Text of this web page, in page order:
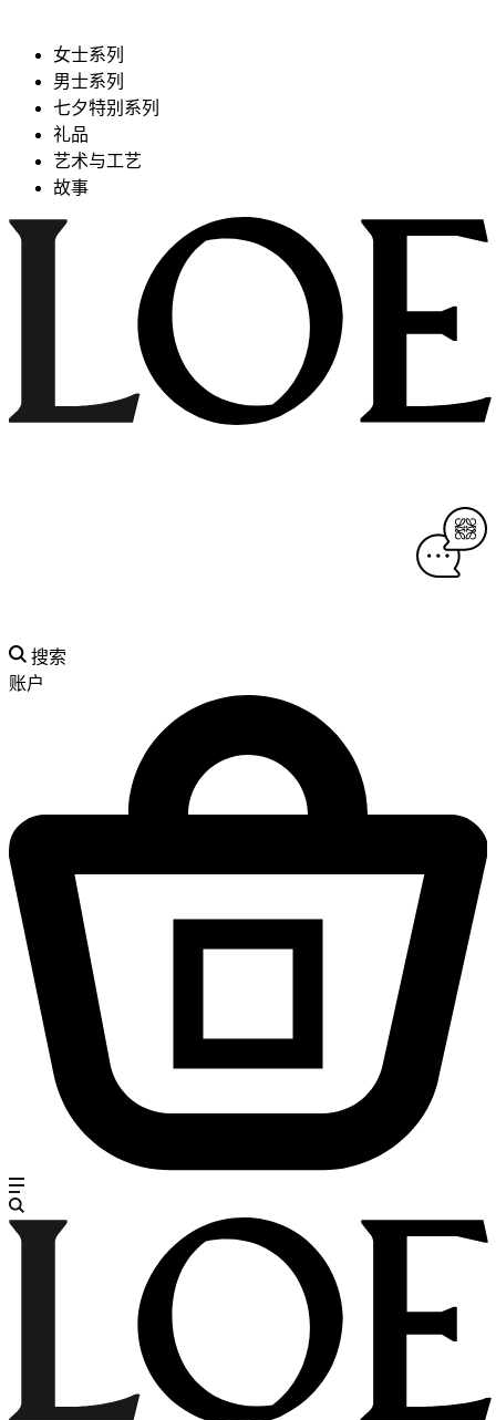
女士系列
男士系列
七夕特别系列
礼品
艺术与工艺
故事
搜索
账户